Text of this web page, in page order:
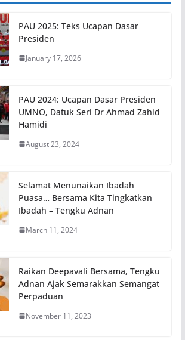
PAU 2025: Teks Ucapan Dasar
Presiden
January 17, 2026
PAU 2024: Ucapan Dasar Presiden
UMNO, Datuk Seri Dr Ahmad Zahid
Hamidi
August 23, 2024
Selamat Menunaikan Ibadah
Puasa… Bersama Kita Tingkatkan
Ibadah – Tengku Adnan
March 11, 2024
Raikan Deepavali Bersama, Tengku
Adnan Ajak Semarakkan Semangat
Perpaduan
November 11, 2023